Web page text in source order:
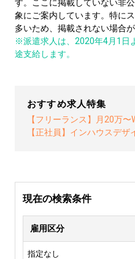
す。ここに掲載していない非
象にご案内しています。特に
多いため、掲載されない場合
※派遣求人は、2020年4月1日
途支給します。
おすすめ求人特集
【フリーランス】月20万
【正社員】インハウスデザ
現在の検索条件
雇用区分
指定なし